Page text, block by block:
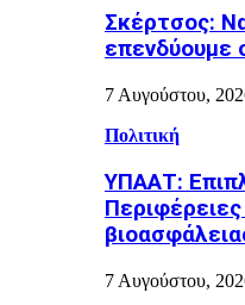
Σκέρτσος:
επενδύουμε
7 Αυγούστου,
Πολιτική
ΥΠΑΑΤ:
7 Αυγούστου,